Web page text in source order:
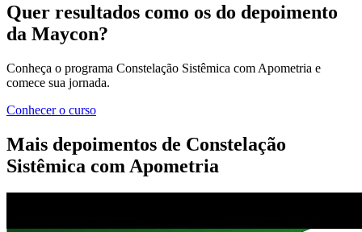
Quer resultados como os do depoimento
da Maycon?
Conheça o programa Constelação Sistêmica com Apometria e
comece sua jornada.
Conhecer o curso
Mais depoimentos de Constelação
Sistêmica com Apometria